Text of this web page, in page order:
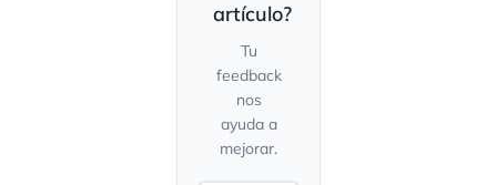
artículo?
Tu
feedback
nos
ayuda a
mejorar.